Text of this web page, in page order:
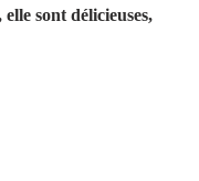
sont délicieuses,